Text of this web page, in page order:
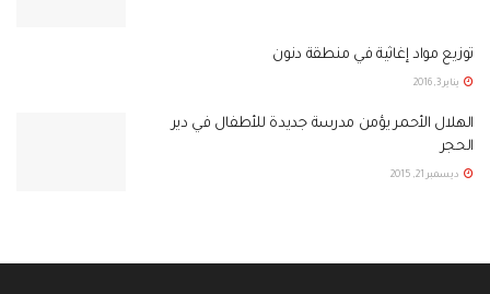
توزيع مواد إغاثية في منطقة دنون‏
يناير 3, 2016
الهلال الأحمر يؤمن مدرسة جديدة للأطفال في دير
الحجر
ديسمبر 21, 2015